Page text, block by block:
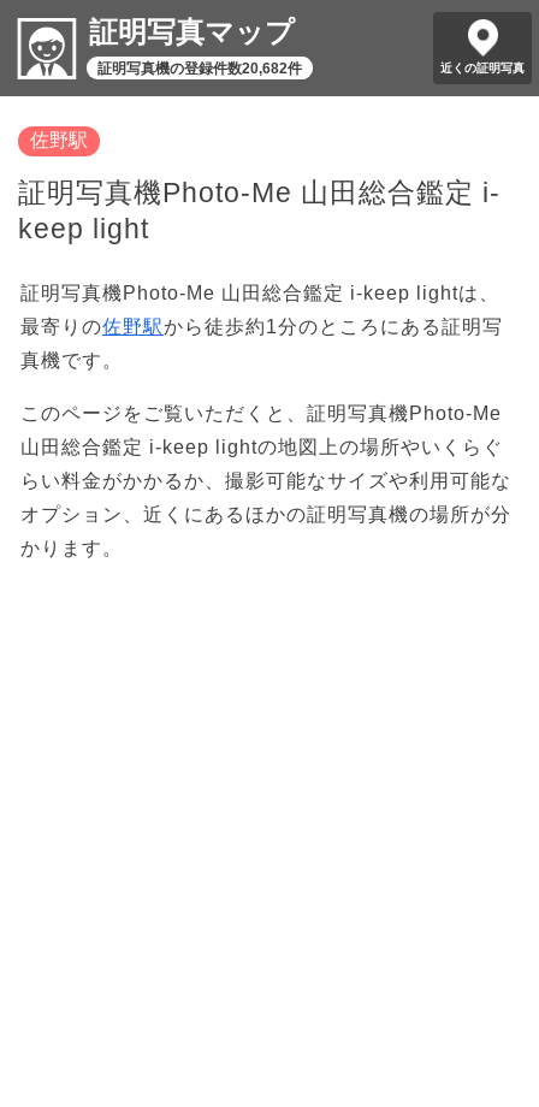
証明写真マップ
証明写真機の登録件数20,682件 近くの証明写真
佐野駅
証明写真機Photo-Me 山田総合鑑定 i-
keep light
証明写真機Photo-Me 山田総合鑑定 i-keep lightは、
最寄りの佐野駅から徒歩約1分のところにある証明写
真機です。
このページをご覧いただくと、証明写真機Photo-Me
山田総合鑑定 i-keep lightの地図上の場所やいくらぐ
らい料金がかかるか、撮影可能なサイズや利用可能な
オプション、近くにあるほかの証明写真機の場所が分
かります。